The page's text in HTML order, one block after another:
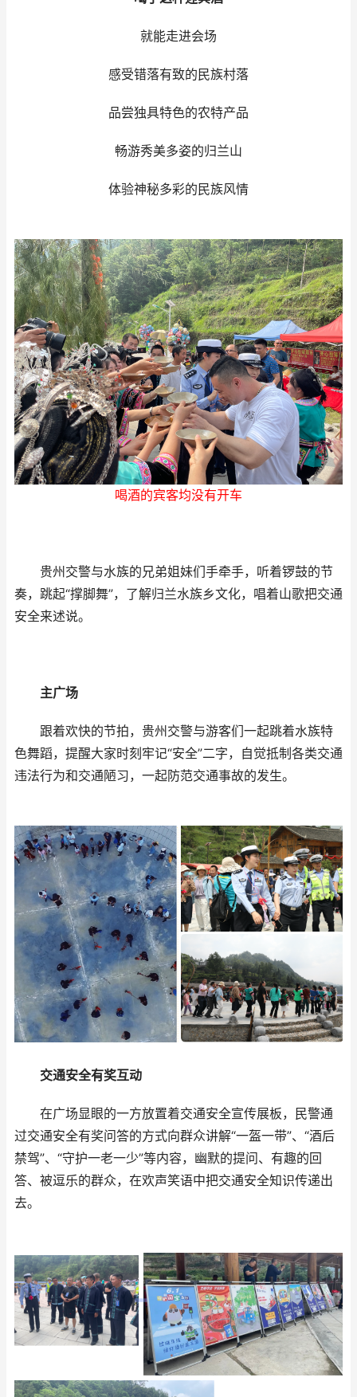
就能走进会场
感受错落有致的民族村落
品尝独具特色的农特产品
畅游秀美多姿的归兰山
体验神秘多彩的民族风情
喝酒的宾客均没有开车
贵州交警与水族的兄弟姐妹们手牵手，听着锣鼓的节
奏，跳起“撑脚舞”，了解归兰水族乡文化，唱着山歌把交通
安全来述说。
主广场
跟着欢快的节拍，贵州交警与游客们一起跳着水族特
色舞蹈，提醒大家时刻牢记“安全”二字，自觉抵制各类交通
违法行为和交通陋习，一起防范交通事故的发生。
交通安全有奖互动
在广场显眼的一方放置着交通安全宣传展板，民警通
过交通安全有奖问答的方式向群众讲解“一盔一带”、“酒后
禁驾”、“守护一老一少”等内容，幽默的提问、有趣的回
答、被逗乐的群众，在欢声笑语中把交通安全知识传递出
去。